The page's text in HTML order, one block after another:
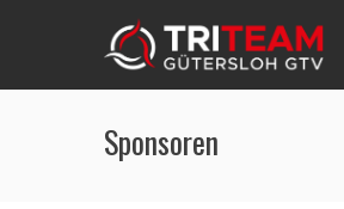
Sponsoren